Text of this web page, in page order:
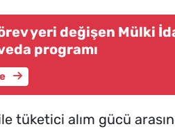
yeri değişen Mülki
programı
tüketici alım gücü